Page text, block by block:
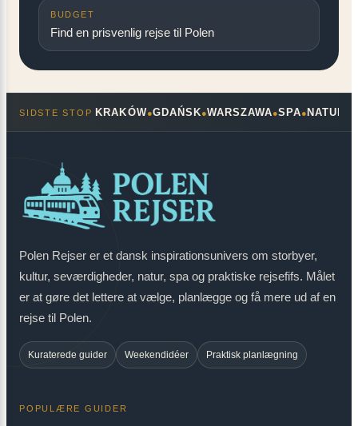
BUDGET
Find en prisvenlig rejse til Polen
SIDSTE STOP KRAKÓW●GDAŃSK●WARSZAWA●SPA● NATUR
Polen Rejser er et dansk inspirationsunivers om storbyer,
kultur, seværdigheder, natur, spa og praktiske rejsefifs. Målet
er at gøre det lettere at vælge, planlægge og få mere ud af en
rejse til Polen.
Kuraterede guider Weekendidéer Praktisk planlægning
POPULÆRE GUIDER